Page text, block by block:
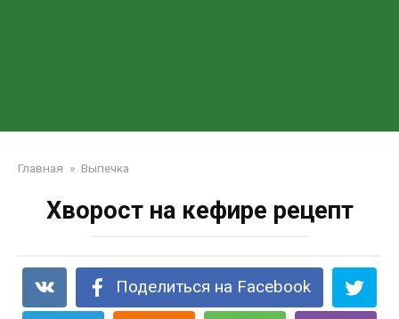
Главная » Выпечка
Хворост на кефире рецепт
Поделиться на Facebook